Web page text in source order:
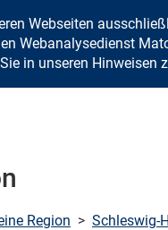
Zum
Webseiten
Webanalysedienst
in unseren Hinweisen
Region > Schleswig-